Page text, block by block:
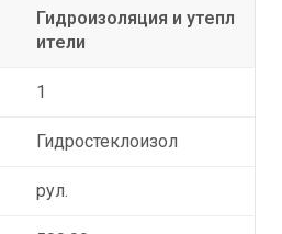
Гидроизоляция и утепл
ители
1
Гидростеклоизол
рул.